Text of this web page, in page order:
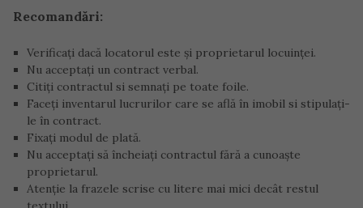
Recomandări:
Verificaţi dacă locatorul este şi proprietarul locuinţei.
Nu acceptaţi un contract verbal.
Citiţi contractul si semnaţi pe toate foile.
Faceţi inventarul lucrurilor care se află în imobil si stipulaţi-
le în contract.
Fixaţi modul de plată.
Nu acceptaţi să încheiaţi contractul fără a cunoaşte
proprietarul.
Atenţie la frazele scrise cu litere mai mici decât restul